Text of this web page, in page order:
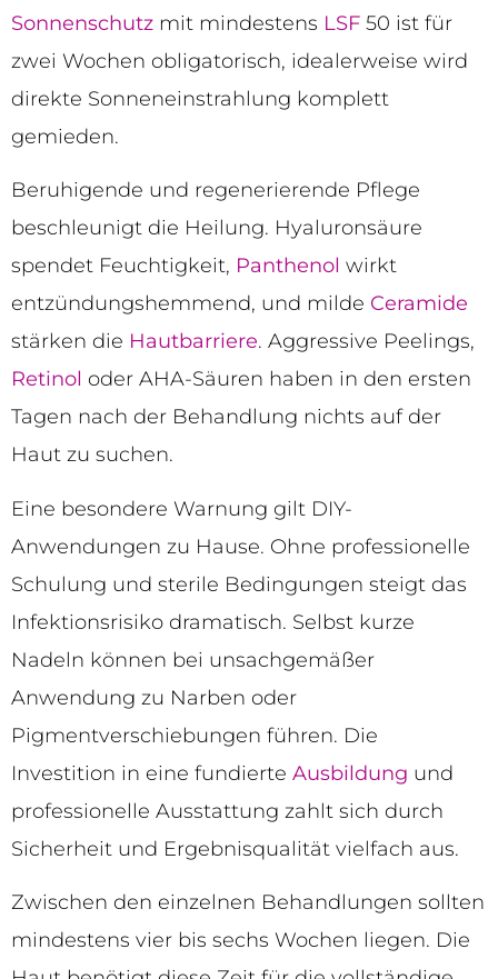
Sonnenschutz mit mindestens LSF 50 ist für
zwei Wochen obligatorisch, idealerweise wird
direkte Sonneneinstrahlung komplett
gemieden.
Beruhigende und regenerierende Pflege
beschleunigt die Heilung. Hyaluronsäure
spendet Feuchtigkeit, Panthenol wirkt
entzündungshemmend, und milde Ceramide
stärken die Hautbarriere. Aggressive Peelings,
Retinol oder AHA-Säuren haben in den ersten
Tagen nach der Behandlung nichts auf der
Haut zu suchen.
Eine besondere Warnung gilt DIY-
Anwendungen zu Hause. Ohne professionelle
Schulung und sterile Bedingungen steigt das
Infektionsrisiko dramatisch. Selbst kurze
Nadeln können bei unsachgemäßer
Anwendung zu Narben oder
Pigmentverschiebungen führen. Die
Investition in eine fundierte Ausbildung und
professionelle Ausstattung zahlt sich durch
Sicherheit und Ergebnisqualität vielfach aus.
Zwischen den einzelnen Behandlungen sollten
mindestens vier bis sechs Wochen liegen. Die